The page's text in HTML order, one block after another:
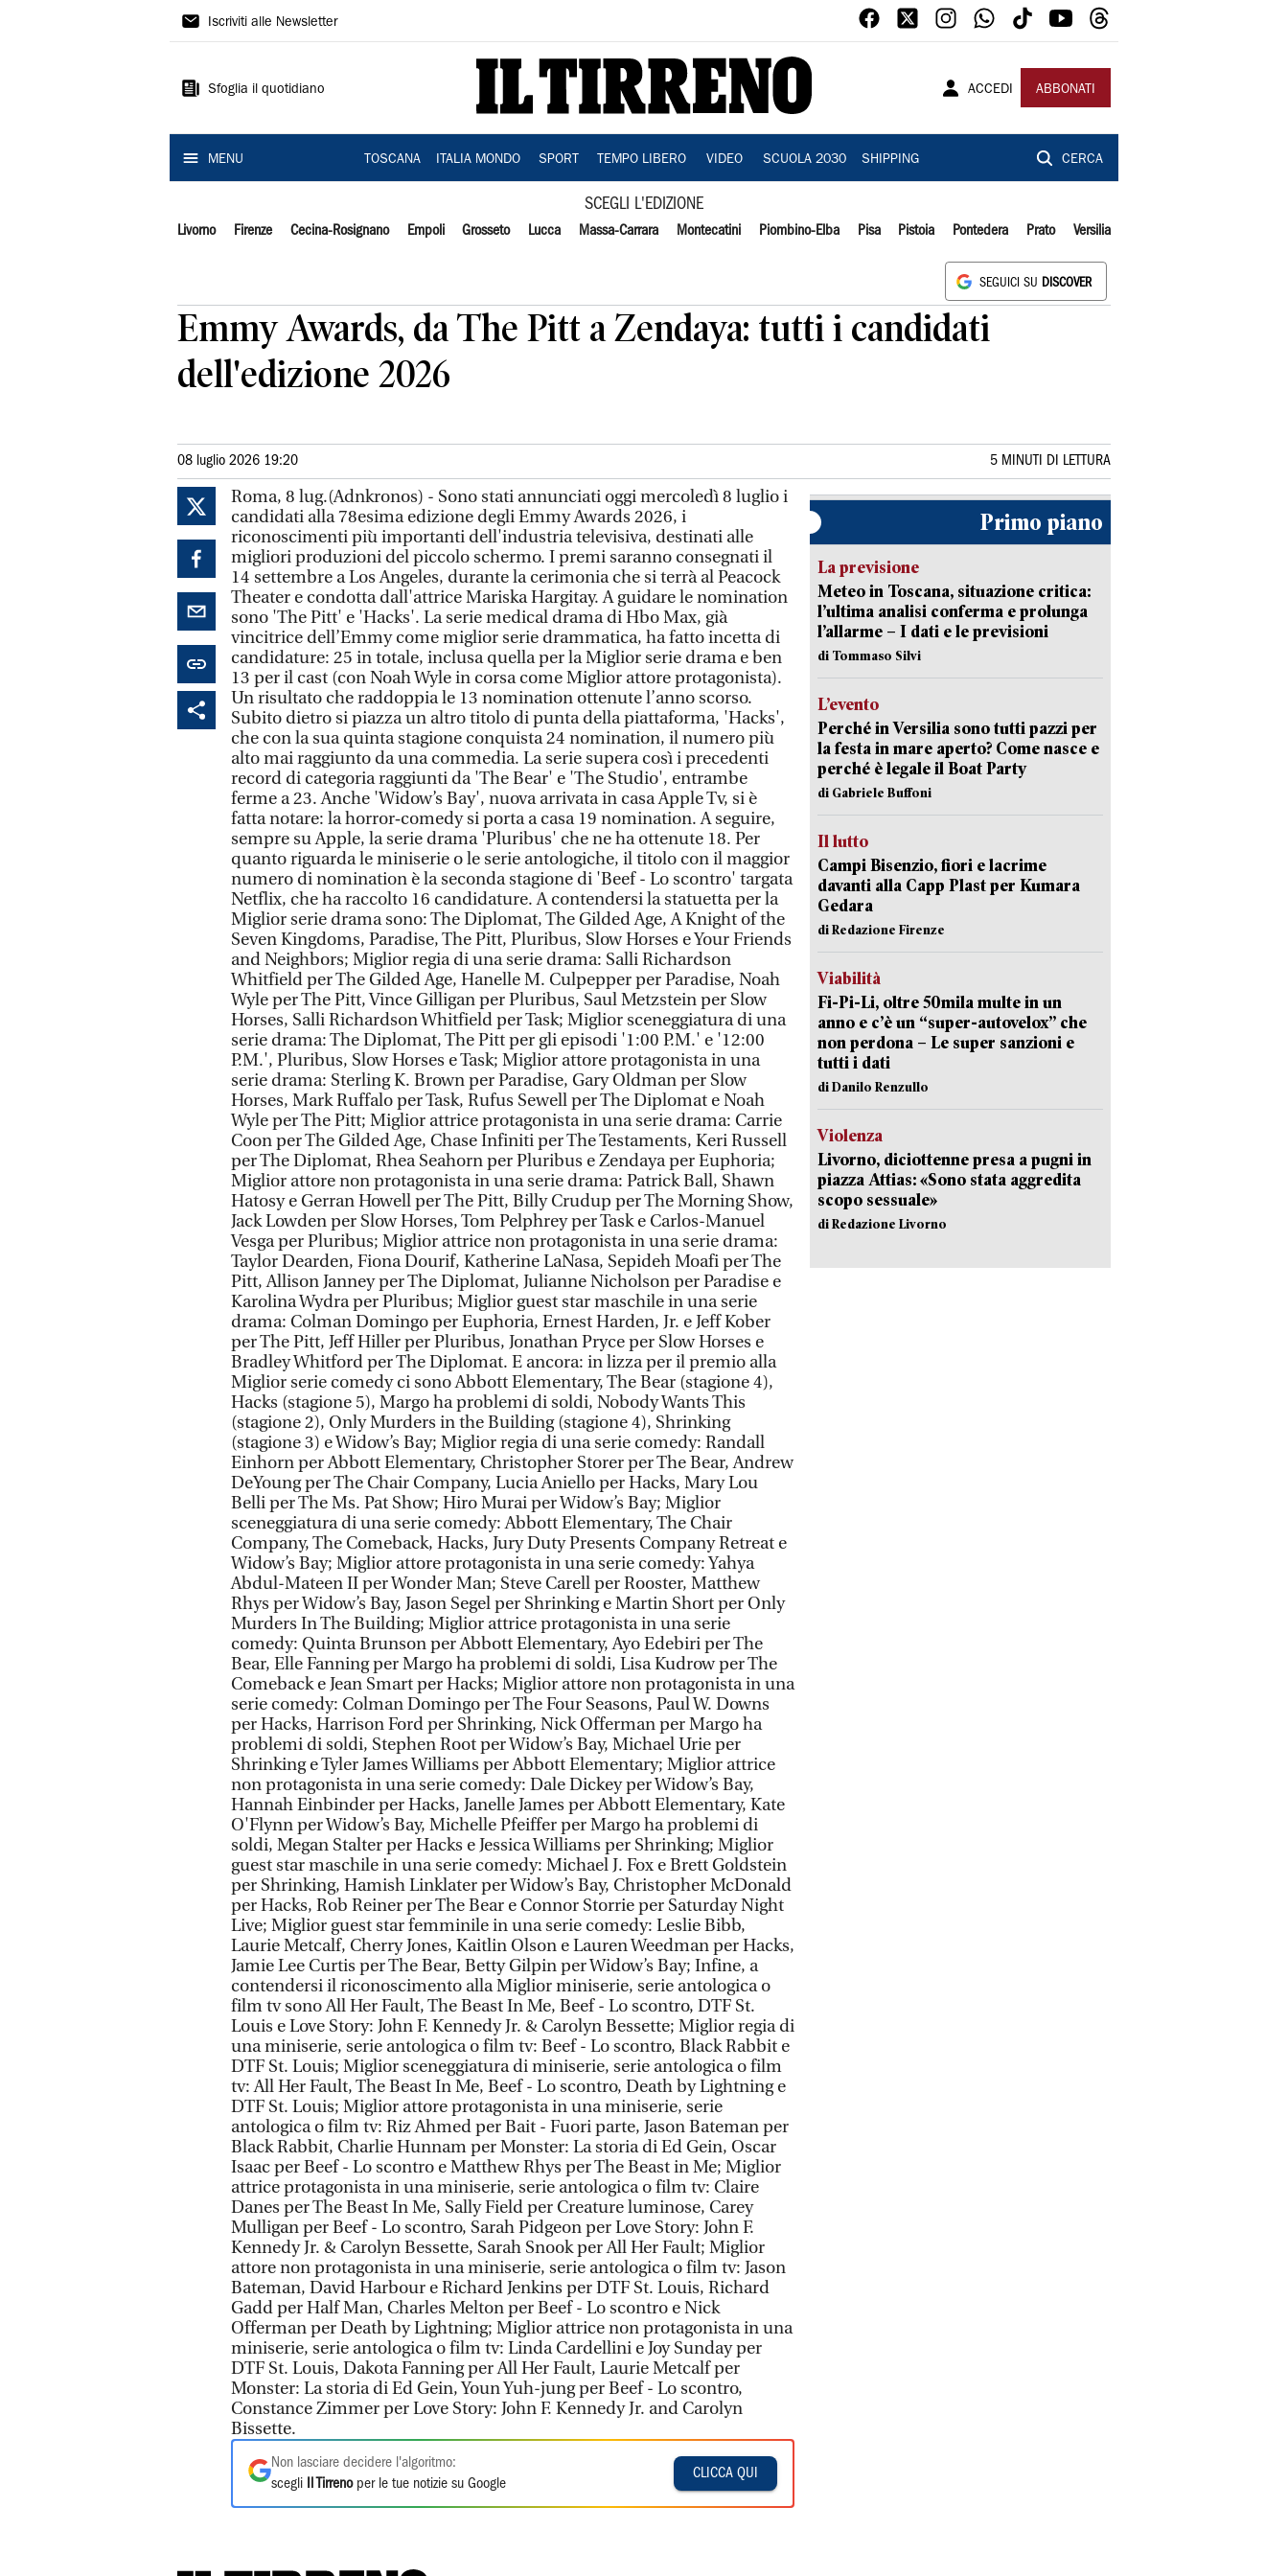
Il
Iscriviti alle Newsletter
Sfoglia il quotidiano ACCEDI ABBONATI
MENU TOSCANA ITALIA MONDO SPORT TEMPO LIBERO VIDEO SCUOLA 2030 SHIPPING CERCA
SCEGLI L'EDIZIONE
Livorno Firenze Cecina-Rosignano Empoli Grosseto Lucca Massa-Carrara Montecatini Piombino-Elba Pisa Pistoia Pontedera Prato Versilia
SEGUICI SU DISCOVER
Emmy Awards, da The Pitt a Zendaya: tutti i candidati
dell'edizione 2026
08 luglio 2026 19:20 5 MINUTI DI LETTURA
Roma, 8 lug.(Adnkronos) - Sono stati annunciati oggi mercoledì 8 luglio i
candidati alla 78esima edizione degli Emmy Awards 2026, i
riconoscimenti più importanti dell'industria televisiva, destinati alle
migliori produzioni del piccolo schermo. I premi saranno consegnati il
14 settembre a Los Angeles, durante la cerimonia che si terrà al Peacock
Theater e condotta dall'attrice Mariska Hargitay. A guidare le nomination
sono 'The Pitt' e 'Hacks'. La serie medical drama di Hbo Max, già
vincitrice dell’Emmy come miglior serie drammatica, ha fatto incetta di
candidature: 25 in totale, inclusa quella per la Miglior serie drama e ben
13 per il cast (con Noah Wyle in corsa come Miglior attore protagonista).
Un risultato che raddoppia le 13 nomination ottenute l’anno scorso.
Subito dietro si piazza un altro titolo di punta della piattaforma, 'Hacks',
che con la sua quinta stagione conquista 24 nomination, il numero più
alto mai raggiunto da una commedia. La serie supera così i precedenti
record di categoria raggiunti da 'The Bear' e 'The Studio', entrambe
ferme a 23. Anche 'Widow’s Bay', nuova arrivata in casa Apple Tv, si è
fatta notare: la horror‑comedy si porta a casa 19 nomination. A seguire,
sempre su Apple, la serie drama 'Pluribus' che ne ha ottenute 18. Per
quanto riguarda le miniserie o le serie antologiche, il titolo con il maggior
numero di nomination è la seconda stagione di 'Beef - Lo scontro' targata
Netflix, che ha raccolto 16 candidature. A contendersi la statuetta per la
Miglior serie drama sono: The Diplomat, The Gilded Age, A Knight of the
Seven Kingdoms, Paradise, The Pitt, Pluribus, Slow Horses e Your Friends
and Neighbors; Miglior regia di una serie drama: Salli Richardson
Whitfield per The Gilded Age, Hanelle M. Culpepper per Paradise, Noah
Wyle per The Pitt, Vince Gilligan per Pluribus, Saul Metzstein per Slow
Horses, Salli Richardson Whitfield per Task; Miglior sceneggiatura di una
serie drama: The Diplomat, The Pitt per gli episodi '1:00 P.M.' e '12:00
P.M.', Pluribus, Slow Horses e Task; Miglior attore protagonista in una
serie drama: Sterling K. Brown per Paradise, Gary Oldman per Slow
Horses, Mark Ruffalo per Task, Rufus Sewell per The Diplomat e Noah
Wyle per The Pitt; Miglior attrice protagonista in una serie drama: Carrie
Coon per The Gilded Age, Chase Infiniti per The Testaments, Keri Russell
per The Diplomat, Rhea Seahorn per Pluribus e Zendaya per Euphoria;
Miglior attore non protagonista in una serie drama: Patrick Ball, Shawn
Hatosy e Gerran Howell per The Pitt, Billy Crudup per The Morning Show,
Jack Lowden per Slow Horses, Tom Pelphrey per Task e Carlos-Manuel
Vesga per Pluribus; Miglior attrice non protagonista in una serie drama:
Taylor Dearden, Fiona Dourif, Katherine LaNasa, Sepideh Moafi per The
Pitt, Allison Janney per The Diplomat, Julianne Nicholson per Paradise e
Karolina Wydra per Pluribus; Miglior guest star maschile in una serie
drama: Colman Domingo per Euphoria, Ernest Harden, Jr. e Jeff Kober
per The Pitt, Jeff Hiller per Pluribus, Jonathan Pryce per Slow Horses e
Bradley Whitford per The Diplomat. E ancora: in lizza per il premio alla
Miglior serie comedy ci sono Abbott Elementary, The Bear (stagione 4),
Hacks (stagione 5), Margo ha problemi di soldi, Nobody Wants This
(stagione 2), Only Murders in the Building (stagione 4), Shrinking
(stagione 3) e Widow’s Bay; Miglior regia di una serie comedy: Randall
Einhorn per Abbott Elementary, Christopher Storer per The Bear, Andrew
DeYoung per The Chair Company, Lucia Aniello per Hacks, Mary Lou
Belli per The Ms. Pat Show; Hiro Murai per Widow’s Bay; Miglior
sceneggiatura di una serie comedy: Abbott Elementary, The Chair
Company, The Comeback, Hacks, Jury Duty Presents Company Retreat e
Widow’s Bay; Miglior attore protagonista in una serie comedy: Yahya
Abdul-Mateen II per Wonder Man; Steve Carell per Rooster, Matthew
Rhys per Widow’s Bay, Jason Segel per Shrinking e Martin Short per Only
Murders In The Building; Miglior attrice protagonista in una serie
comedy: Quinta Brunson per Abbott Elementary, Ayo Edebiri per The
Bear, Elle Fanning per Margo ha problemi di soldi, Lisa Kudrow per The
Comeback e Jean Smart per Hacks; Miglior attore non protagonista in una
serie comedy: Colman Domingo per The Four Seasons, Paul W. Downs
per Hacks, Harrison Ford per Shrinking, Nick Offerman per Margo ha
problemi di soldi, Stephen Root per Widow’s Bay, Michael Urie per
Shrinking e Tyler James Williams per Abbott Elementary; Miglior attrice
non protagonista in una serie comedy: Dale Dickey per Widow’s Bay,
Hannah Einbinder per Hacks, Janelle James per Abbott Elementary, Kate
O'Flynn per Widow’s Bay, Michelle Pfeiffer per Margo ha problemi di
soldi, Megan Stalter per Hacks e Jessica Williams per Shrinking; Miglior
guest star maschile in una serie comedy: Michael J. Fox e Brett Goldstein
per Shrinking, Hamish Linklater per Widow’s Bay, Christopher McDonald
per Hacks, Rob Reiner per The Bear e Connor Storrie per Saturday Night
Live; Miglior guest star femminile in una serie comedy: Leslie Bibb,
Laurie Metcalf, Cherry Jones, Kaitlin Olson e Lauren Weedman per Hacks,
Jamie Lee Curtis per The Bear, Betty Gilpin per Widow’s Bay; Infine, a
contendersi il riconoscimento alla Miglior miniserie, serie antologica o
film tv sono All Her Fault, The Beast In Me, Beef - Lo scontro, DTF St.
Louis e Love Story: John F. Kennedy Jr. & Carolyn Bessette; Miglior regia di
una miniserie, serie antologica o film tv: Beef - Lo scontro, Black Rabbit e
DTF St. Louis; Miglior sceneggiatura di miniserie, serie antologica o film
tv: All Her Fault, The Beast In Me, Beef - Lo scontro, Death by Lightning e
DTF St. Louis; Miglior attore protagonista in una miniserie, serie
antologica o film tv: Riz Ahmed per Bait - Fuori parte, Jason Bateman per
Black Rabbit, Charlie Hunnam per Monster: La storia di Ed Gein, Oscar
Isaac per Beef - Lo scontro e Matthew Rhys per The Beast in Me; Miglior
attrice protagonista in una miniserie, serie antologica o film tv: Claire
Danes per The Beast In Me, Sally Field per Creature luminose, Carey
Mulligan per Beef - Lo scontro, Sarah Pidgeon per Love Story: John F.
Kennedy Jr. & Carolyn Bessette, Sarah Snook per All Her Fault; Miglior
attore non protagonista in una miniserie, serie antologica o film tv: Jason
Bateman, David Harbour e Richard Jenkins per DTF St. Louis, Richard
Gadd per Half Man, Charles Melton per Beef - Lo scontro e Nick
Offerman per Death by Lightning; Miglior attrice non protagonista in una
miniserie, serie antologica o film tv: Linda Cardellini e Joy Sunday per
DTF St. Louis, Dakota Fanning per All Her Fault, Laurie Metcalf per
Monster: La storia di Ed Gein, Youn Yuh-jung per Beef - Lo scontro,
Constance Zimmer per Love Story: John F. Kennedy Jr. and Carolyn
Bissette.
Non lasciare decidere l'algoritmo:
scegli
Il Tirrenoper le tue notizie su Google
CLICCA QUI
Primo piano
La previsione
Meteo in Toscana, situazione critica:
l’ultima analisi conferma e prolunga
l’allarme – I dati e le previsioni
di Tommaso Silvi
L’evento
Perché in Versilia sono tutti pazzi per
la festa in mare aperto? Come nasce e
perché è legale il Boat Party
di Gabriele Buffoni
Il lutto
Campi Bisenzio, fiori e lacrime
davanti alla Capp Plast per Kumara
Gedara
di Redazione Firenze
Viabilità
Fi-Pi-Li, oltre 50mila multe in un
anno e c’è un “super-autovelox” che
non perdona – Le super sanzioni e
tutti i dati
di Danilo Renzullo
Violenza
Livorno, diciottenne presa a pugni in
piazza Attias: «Sono stata aggredita
scopo sessuale»
di Redazione Livorno